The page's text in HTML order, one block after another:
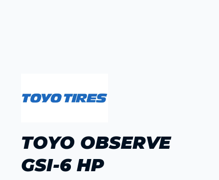
TOYO OBSERVE
GSI-6 HP